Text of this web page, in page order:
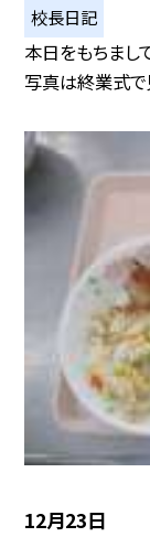
校長日記
本日をもちまし
写真は終業式
12月23日